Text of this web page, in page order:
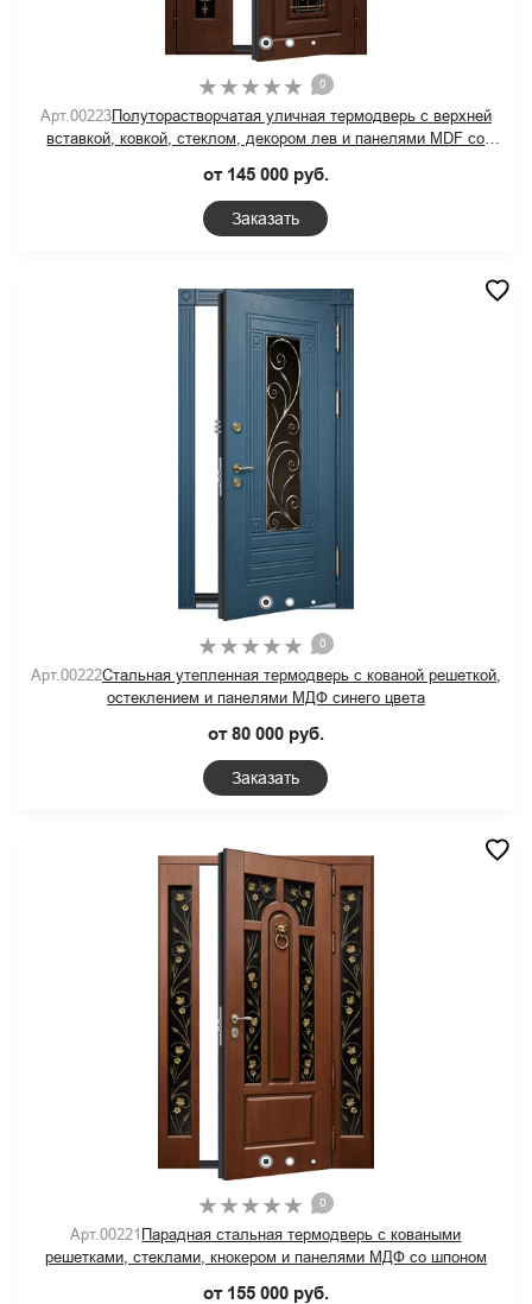
0
Арт.00223Полуторастворчатая уличная термодверь с верхней
вставкой, ковкой, стеклом, декором лев и панелями MDF со
от 145 000 руб.
Заказать
0
Арт.00222Стальная утепленная термодверь с кованой решеткой,
остеклением и панелями МДФ синего цвета
от 80 000 руб.
Заказать
0
Арт.00221 Парадная стальная термодверь с коваными
решетками, стеклами, кнокером и панелями МДФ со шпоном
от 155 000 руб.